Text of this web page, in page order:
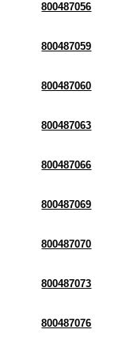
800487056
800487059
800487060
800487063
800487066
800487069
800487070
800487073
800487076